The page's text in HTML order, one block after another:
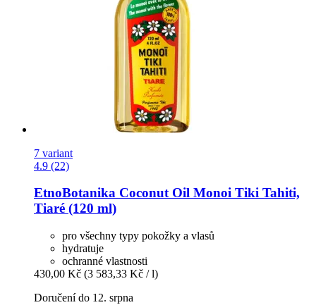
7 variant
4.9 (22)
EtnoBotanika Coconut Oil Monoi Tiki Tahiti,
Tiaré (120 ml)
pro všechny typy pokožky a vlasů
hydratuje
ochranné vlastnosti
430,00 Kč (3 583,33 Kč / l)
Doručení do 12. srpna